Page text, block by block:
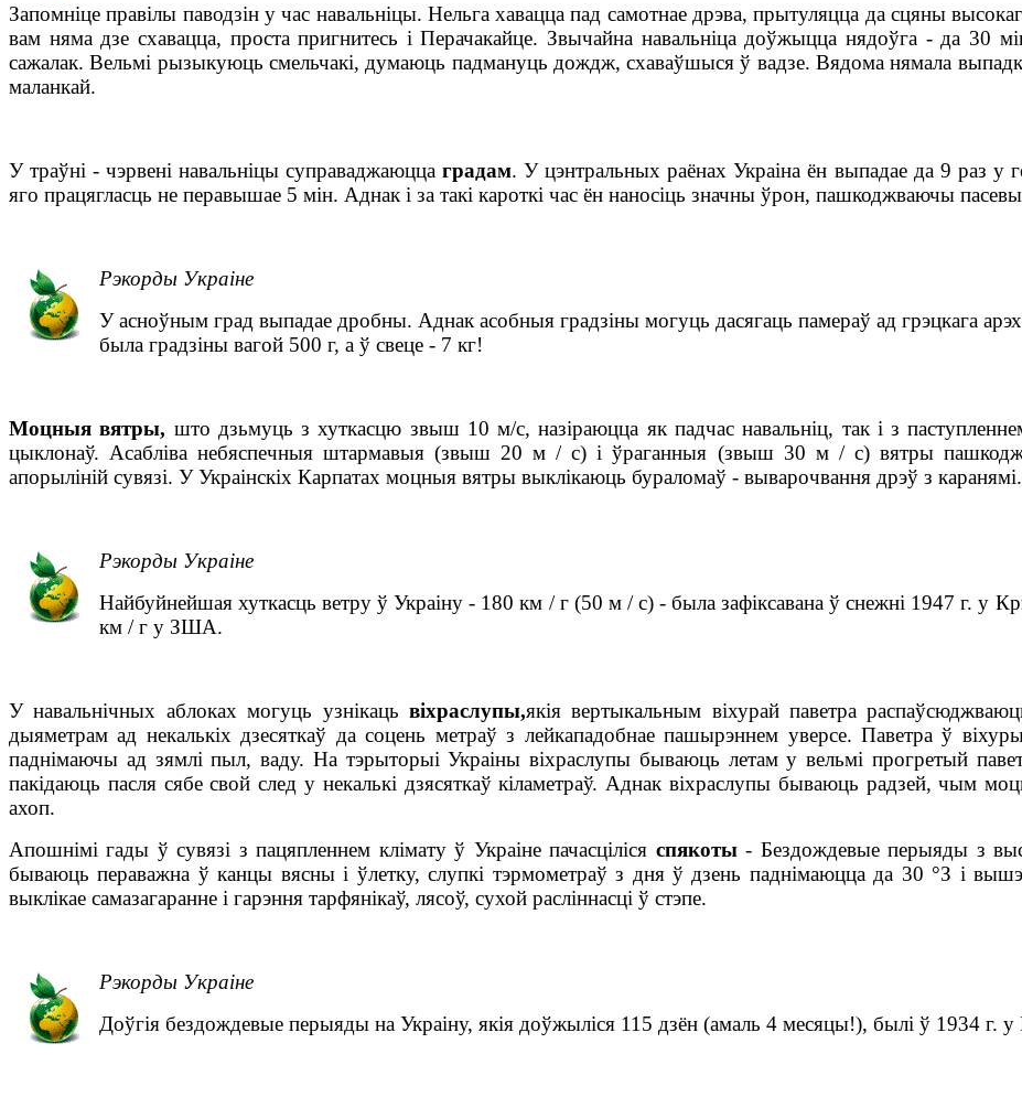
Запомніце правілы паводзін у час навальніцы. Нельга хавацца пад самотнае дрэва, прытуляцца да сцяны
вам няма дзе схавацца, проста пригнитесь і Перачакайце. Звычайна навальніца доўжыцца нядоўга - да 30
сажалак. Вельмі рызыкуюць смельчакі, думаюць падмануць дождж, схаваўшыся ў вадзе. Вядома нямала
маланкай.
У траўні - чэрвені навальніцы суправаджаюццаградам. У цэнтральных раёнах Украіна ён выпадае да 9 раз у
яго працягласць не перавышае 5 мін. Аднак і за такі кароткі час ён наносіць значны ўрон, пашкоджваючы
Рэкорды Украіне
У асноўным град выпадае дробны. Аднак асобныя градзіны могуць дасягаць памераў ад грэцкага
была градзіны вагой 500 г, а ў свеце - 7 кг!
Моцныя вятры, што дзьмуць з хуткасцю звыш 10 м/с, назіраюцца як падчас навальніц, так і з
цыклонаў. Асабліва небяспечныя штармавыя (звыш 20 м / с) і ўраганныя (звыш 30 м / с) вятры
апорыліній сувязі. У Украінскіх Карпатах моцныя вятры выклікаюць бураломаў - выварочвання дрэў з каранямі.
Рэкорды Украіне
Найбуйнейшая хуткасць ветру ў Украіну - 180км / г(50 м / с) - была зафіксавана ў снежні 1947 г. у
км / г у ЗША.
У навальнічных аблоках могуць узнікаць віхраслупы,якія вертыкальным віхурай паветра
дыяметрам ад некалькіх дзесяткаў да соцень метраў з лейкападобнае пашырэннем уверсе. Паветра ў
паднімаючы ад зямлі пыл, ваду. На тэрыторыі Украіны віхраслупы бываюць летам у вельмі прогретый
пакідаюць пасля сябе свой след у некалькі дзясяткаў кіламетраў. Аднак віхраслупы бываюць радзей, чым
ахоп.
Апошнімі гады ў сувязі з пацяпленнем клімату ў Украіне пачасціліся спякоты- Бездождевые перыяды з
бываюць пераважна ў канцы вясны і ўлетку, слупкі тэрмометраў з дня ў дзень паднімаюцца да 30 °З і
выклікае самазагаранне і гарэння тарфянікаў, лясоў, сухой расліннасці ў стэпе.
Рэкорды Украіне
Доўгія бездождевые перыяды на Украіну, якія доўжыліся 115 дзён (амаль 4 месяцы!), былі ў 1934 г. у